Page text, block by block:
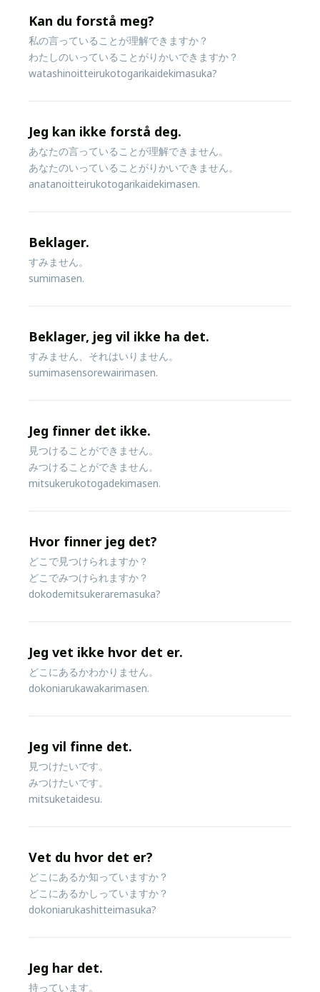
Kan du forstå meg?
私の言っていることが理解できますか？
わたしのいっていることがりかいできますか？
watashinoitteirukotogarikaidekimasuka?
Jeg kan ikke forstå deg.
あなたの言っていることが理解できません。
あなたのいっていることがりかいできません。
anatanoitteirukotogarikaidekimasen.
Beklager.
すみません。
sumimasen.
Beklager, jeg vil ikke ha det.
すみません、それはいりません。
sumimasensorewairimasen.
Jeg finner det ikke.
見つけることができません。
みつけることができません。
mitsukerukotogadekimasen.
Hvor finner jeg det?
どこで見つけられますか？
どこでみつけられますか？
dokodemitsukeraremasuka?
Jeg vet ikke hvor det er.
どこにあるかわかりません。
dokoniarukawakarimasen.
Jeg vil finne det.
見つけたいです。
みつけたいです。
mitsuketaidesu.
Vet du hvor det er?
どこにあるか知っていますか？
どこにあるかしっていますか？
dokoniarukashitteimasuka?
Jeg har det.
持っています。